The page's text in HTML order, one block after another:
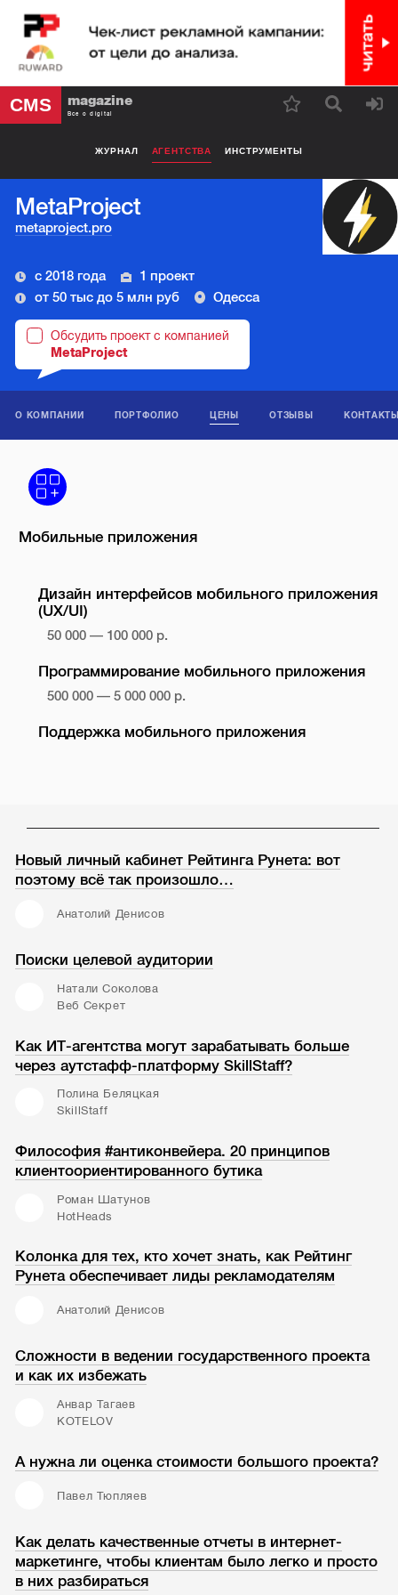
CMS magazine
Все о digital
ЖУРНАЛ АГЕНТСТВА ИНСТРУМЕНТЫ
MetaProject
metaproject.pro
с 2018 года
1 проект
от 50 тыс до 5 млн руб
Одесса
Обсудить проект с компанией
MetaProject
О КОМПАНИИ ПОРТФОЛИО ЦЕНЫ ОТЗЫВЫ
Мобильные приложения
Дизайн интерфейсов мобильного приложения
(UX/UI)
50 000 — 100 000 р.
Программирование мобильного приложения
500 000 — 5 000 000 р.
Поддержка мобильного приложения
Новый личный кабинет Рейтинга Рунета: вот
поэтому всё так произошло…
Анатолий Денисов
Поиски целевой аудитории
Натали Соколова
Веб Секрет
Как ИТ-агентства могут зарабатывать больше
через аутстафф-платформу SkillStaff?
Полина Беляцкая
SkillStaff
Философия #антиконвейера. 20 принципов
клиентоориентированного бутика
Роман Шатунов
HotHeads
Колонка для тех, кто хочет знать, как Рейтинг
Рунета обеспечивает лиды рекламодателям
Анатолий Денисов
Сложности в ведении государственного проекта
и как их избежать
Анвар Тагаев
KOTELOV
А нужна ли оценка стоимости большого проекта?
Павел Тюпляев
Как делать качественные отчеты в интернет-
маркетинге, чтобы клиентам было легко и просто
в них разбираться